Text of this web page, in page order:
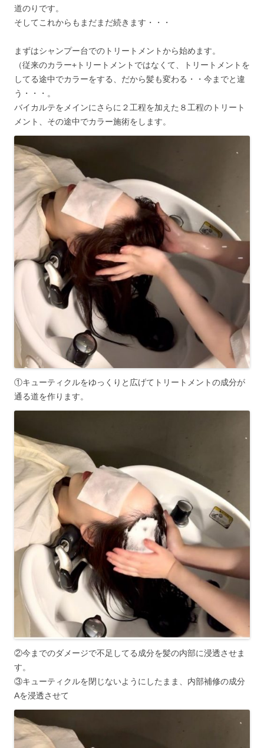
道のりです。
そしてこれからもまだまだ続きます・・・
まずはシャンプー台でのトリートメントから始めます。
（従来のカラー+トリートメントではなくて、トリートメントを
してる途中でカラーをする、だから髪も変わる・・今までと違
う・・・。
バイカルテをメインにさらに２工程を加えた８工程のトリート
メント、その途中でカラー施術をします。
①キューティクルをゆっくりと広げてトリートメントの成分が
通る道を作ります。
②今までのダメージで不足してる成分を髪の内部に浸透させま
す。
③キューティクルを閉じないようにしたまま、内部補修の成分
Aを浸透させて